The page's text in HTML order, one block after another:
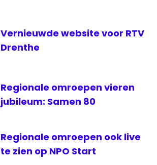
Vernieuwde website voor RTV
Drenthe
Regionale omroepen vieren
jubileum: Samen 80
Regionale omroepen ook live
te zien op NPO Start